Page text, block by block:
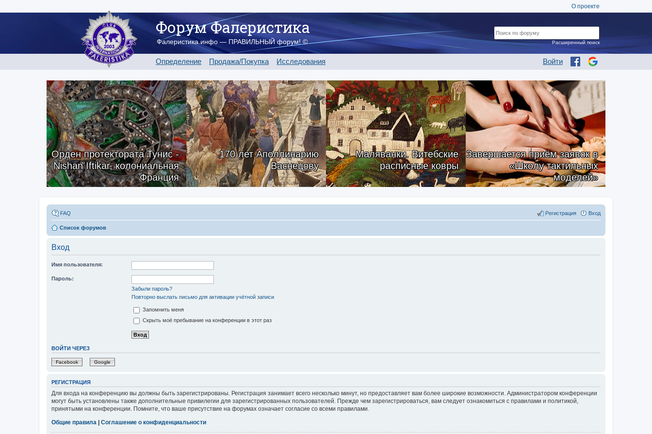
О проекте
Форум Фалеристика
Фалеристика.инфо — ПРАВИЛЬНЫЙ форум! ©
Определение Продажа/Покупка Исследования Войти
Расширенный поиск
Орден протектората Тунис -
Nishan Iftikar, колониальная
Франция
170 лет Аполлинарию
Васнецову
Маляванки. Витебские
расписные ковры
Завершается приём заявок в
«Школу тактильных
моделей»
FAQ Вход
Регистрация
Список форумов
Вход
Имя пользователя:
Пароль:
Забыли пароль?
Повторно выслать письмо для активации учётной записи
Запомнить меня
Скрыть моё пребывание на конференции в этот раз
ВОЙТИ ЧЕРЕЗ
Facebook Google
РЕГИСТРАЦИЯ
Для входа на конференцию вы должны быть зарегистрированы. Регистрация занимает всего несколько минут, но предоставляет вам более широкие возможности. Администратором конференции
могут быть установлены также дополнительные привилегии для зарегистрированных пользователей. Прежде чем зарегистрироваться, вам следует ознакомиться с правилами и политикой,
принятыми на конференции. Помните, что ваше присутствие на форумах означает согласие со всеми правилами.
Общие правила
Соглашение о конфиденциальности